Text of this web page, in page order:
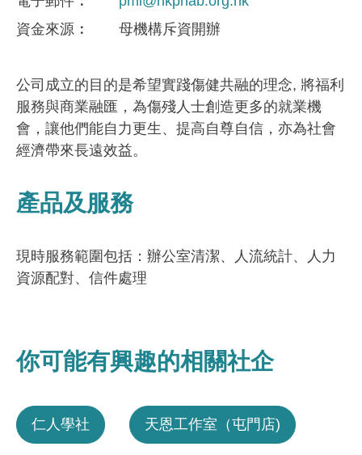
資金來​源
母機構斥資開辦
公司成立的目的是希望實踐傷健共融的理念, 將福利
服務與商業融匯，為傷殘人士創造更多的就業機
會，讓他們能自力更生、提高自尊自信，亦為社會
經濟帶來長遠效益。
產品及服務
現時服務範圍包括：辦公室清潔、人流統計、人力
資源配對、信件處理
你可能有興趣的相關社企
仁人學社 天恩工作室（屯門店)